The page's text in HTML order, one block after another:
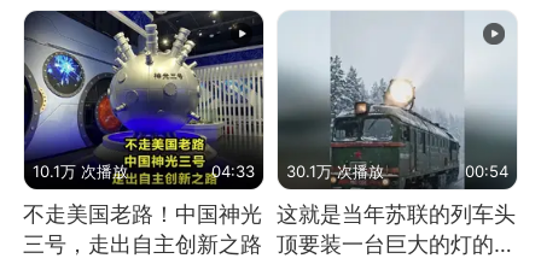
10.1万 次播放 04:33
不走美国老路！中国神光
三号，走出自主创新之路
30.1万 次播放 00:54
这就是当年苏联的列车头
顶要装一台巨大的灯的原